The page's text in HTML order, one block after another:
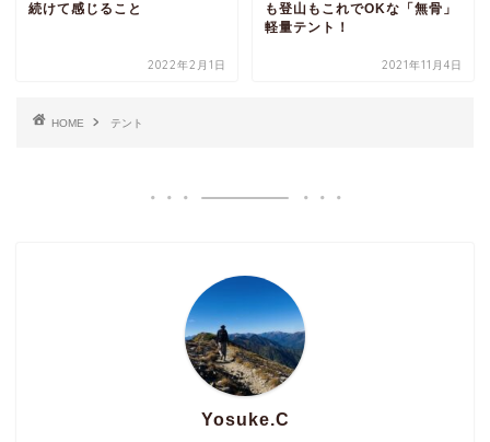
続けて感じること
2022年2月1日
も登山もこれでOKな「無骨」
軽量テント！
2021年11月4日
HOME テント
Yosuke.C